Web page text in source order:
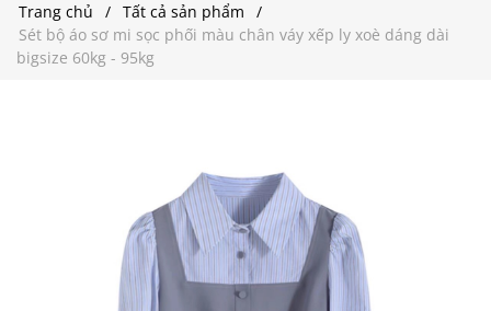
Trang chủ
Tất cả sản phẩm
Sét bộ áo sơ mi sọc phối màu chân váy xếp ly xoè dáng dài
bigsize 60kg - 95kg